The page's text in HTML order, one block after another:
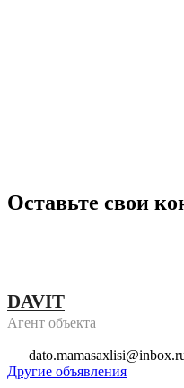
Оставьте свои
DAVIT
Агент объекта
Другие объявления